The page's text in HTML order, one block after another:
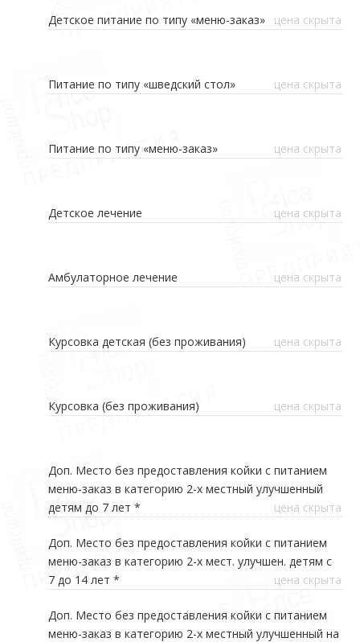
Детское питание по типу «меню-заказ» цена скрыта
Питание по типу «шведский стол» цена скрыта
Питание по типу «меню-заказ» цена скрыта
Детское лечение цена скрыта
Амбулаторное лечение цена скрыта
Курсовка детская (без проживания) цена скрыта
Курсовка (без проживания) цена скрыта
Доп. Место без предоставления койки с питанием
меню-заказ в категорию 2-х местный улучшенный
детям до 7 лет *
цена скрыта
Доп. Место без предоставления койки с питанием
меню-заказ в категорию 2-х мест. улучшен. детям с
7 до 14 лет *
цена скрыта
Доп. Место без предоставления койки с питанием
меню-заказ в категорию 2-х местный улучшенный на